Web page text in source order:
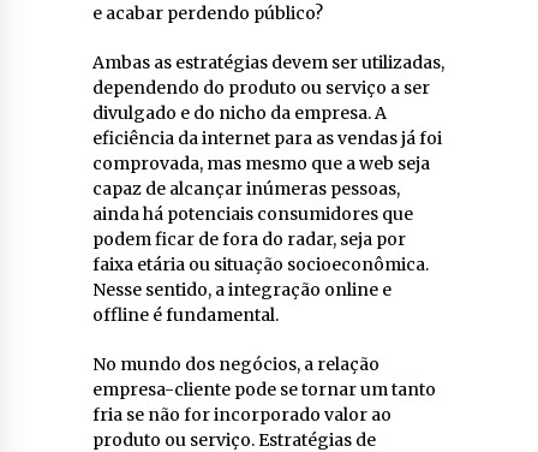
e acabar perdendo público?
Ambas as estratégias devem ser utilizadas,
dependendo do produto ou serviço a ser
divulgado e do nicho da empresa. A
eficiência da internet para as vendas já foi
comprovada, mas mesmo que a web seja
capaz de alcançar inúmeras pessoas,
ainda há potenciais consumidores que
podem ficar de fora do radar, seja por
faixa etária ou situação socioeconômica.
Nesse sentido, a integração online e
offline é fundamental.
No mundo dos negócios, a relação
empresa-cliente pode se tornar um tanto
fria se não for incorporado valor ao
produto ou serviço. Estratégias de